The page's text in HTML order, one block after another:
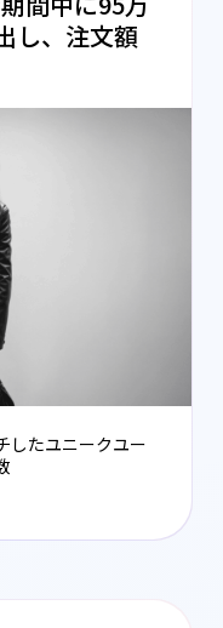
し、注文額
したユニークユー